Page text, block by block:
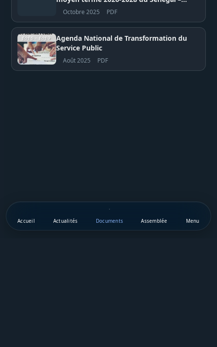
Comité national de la dette publique
Octobre 2025 PDF
Agenda National de Transformation du
Service Public
Août 2025 PDF
Accueil Actualités Documents Assemblée Menu